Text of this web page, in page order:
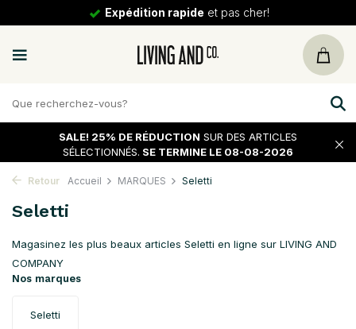
30 joursde tour
SALE! 25% DE RÉDUCTION SUR DES ARTICLES
SÉLECTIONNÉS. SE TERMINE LE 08-08-2026
Retour Accueil MARQUES Seletti
Seletti
Magasinez les plus beaux articles Seletti en ligne sur LIVING AND
COMPANY
Nos marques
Seletti